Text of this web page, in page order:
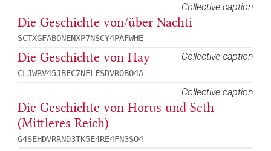
Collective caption
Die Geschichte von/über Nachti
SCTXGFABONENXP7NSCY4PAFWHE
Collective caption
Die Geschichte von Hay
CLJWRV45JBFC7NFLFSDVROBO4A
Collective caption
Die Geschichte von Horus und Seth
(Mittleres Reich)
G4SEHDVRRND3TK5E4RE4FN3SO4